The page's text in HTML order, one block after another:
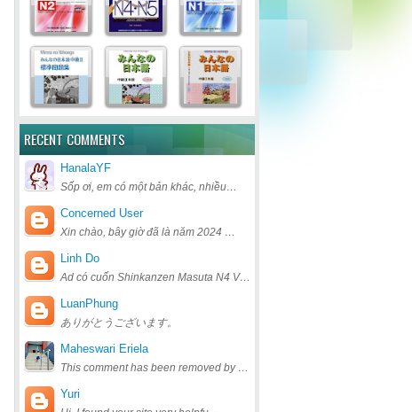
RECENT COMMENTS
HanalaYF
Sốp ơi, em có một bản khác, nhiều…
Concerned User
Xin chào, bây giờ đã là năm 2024 …
Linh Do
Ad có cuốn Shinkanzen Masuta N4 V…
LuanPhung
ありがとうございます。
Maheswari Eriela
This comment has been removed by …
Yuri